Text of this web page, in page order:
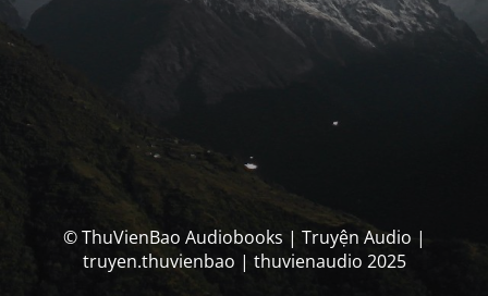
© ThuVienBao Audiobooks | Truyện Audio |
truyen.thuvienbao | thuvienaudio 2025